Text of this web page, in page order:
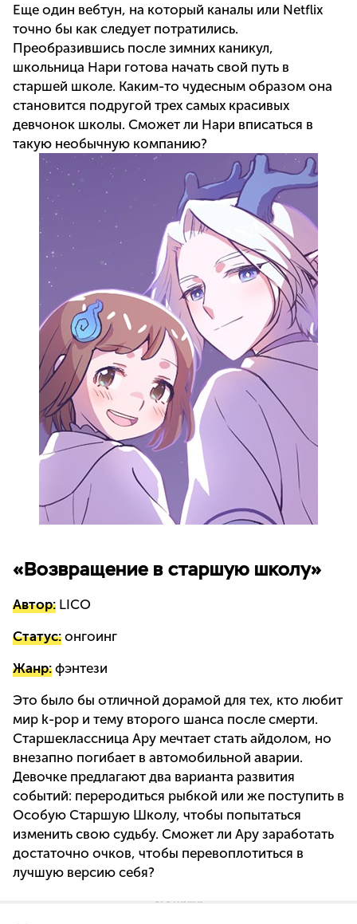
Еще один вебтун, на который каналы или Netflix
точно бы как следует потратились.
Преобразившись после зимних каникул,
школьница Нари готова начать свой путь в
старшей школе. Каким-то чудесным образом она
становится подругой трех самых красивых
девчонок школы. Сможет ли Нари вписаться в
такую необычную компанию?
«Возвращение в старшую школу»
Автор: LICO
Статус: онгоинг
Жанр: фэнтези
Это было бы отличной дорамой для тех, кто любит
мир k-pop и тему второго шанса после смерти.
Старшеклассница Ару мечтает стать айдолом, но
внезапно погибает в автомобильной аварии.
Девочке предлагают два варианта развития
событий: переродиться рыбкой или же поступить в
Особую Старшую Школу, чтобы попытаться
изменить свою судьбу. Сможет ли Ару заработать
достаточно очков, чтобы перевоплотиться в
лучшую версию себя?